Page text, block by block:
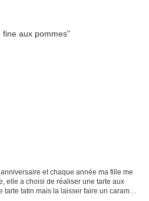
et chaque année ma fille me
elle a choisi de réaliser une tarte aux
tatin mais la laisser faire un caramel